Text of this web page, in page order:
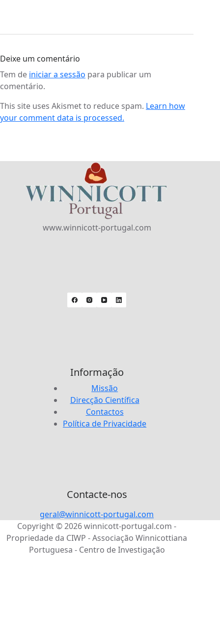
Deixe um comentário
Tem de iniciar a sessão para publicar um
comentário.
This site uses Akismet to reduce spam. Learn how
your comment data is processed.
www.winnicott-portugal.com
Informação
Missão
Direcção Científica
Contactos
Política de Privacidade
Contacte-nos
geral@winnicott-portugal.com
Copyright © 2026 winnicott-portugal.com -
Propriedade da CIWP - Associação Winnicottiana
Portuguesa - Centro de Investigação